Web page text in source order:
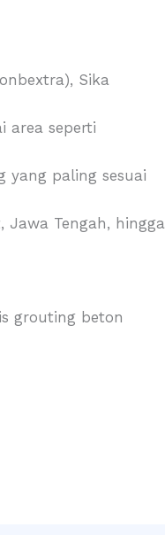
Sika
area seperti
yang paling sesuai
Jawa Tengah, hingga
grouting beton